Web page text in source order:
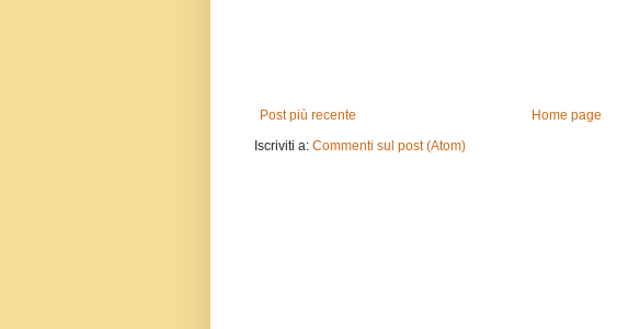
Post più recente
Home page
Iscriviti a: Commenti sul post (Atom)